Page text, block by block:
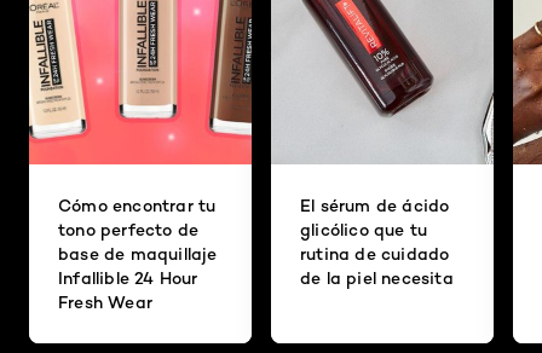
Cómo encontrar tu
tono perfecto de
base de maquillaje
Infallible 24 Hour
Fresh Wear
El sérum de ácido
glicólico que tu
rutina de cuidado
de la piel necesita